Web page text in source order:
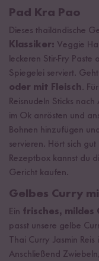
Pad Kra Pao
Dieses thailändische
Klassiker: Veggie
leckeren Stir-Fry
Spiegelei serviert.
oder mit Fleisch.
Reisnudeln Sticks
im Ok anrösten und
Bohnen hinzufügen
servieren. Hört sich
Rezeptbox kannst du
Gericht kaufen.
Gelbes Curry
Ein frisches, mildes
passt unsere gelbe
Thai Curry Jasmin
Anschließend